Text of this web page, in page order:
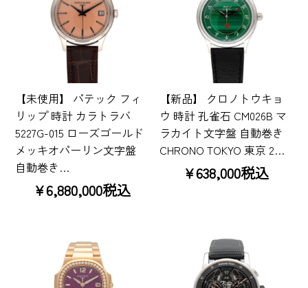
【未使用】 パテック フィ
リップ 時計 カラトラバ
5227G-015 ローズゴールド
メッキオパーリン文字盤
自動巻き…
¥6,880,000税込
【新品】 クロノトウキョ
ウ 時計 孔雀石 CM026B マ
ラカイト文字盤 自動巻き
CHRONO TOKYO 東京 2…
¥638,000税込